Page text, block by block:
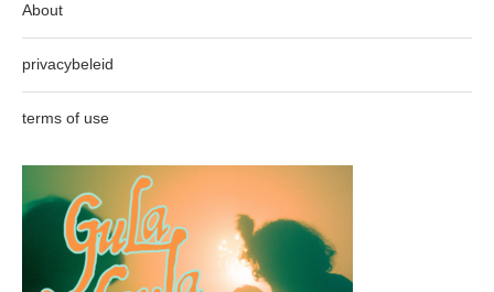
About
privacybeleid
terms of use